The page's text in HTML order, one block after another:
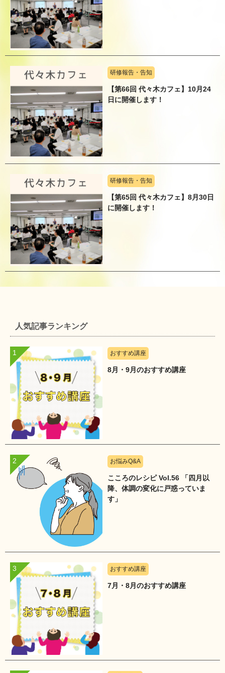
研修報告・告知
【第66回 代々木カフェ】10月24
日に開催します！
研修報告・告知
【第65回 代々木カフェ】8月30日
に開催します！
人気記事ランキング
おすすめ講座
8月・9月のおすすめ講座
お悩みQ&A
こころのレシピ Vol.56 「四月以
降、体調の変化に戸惑っていま
す」
おすすめ講座
7月・8月のおすすめ講座